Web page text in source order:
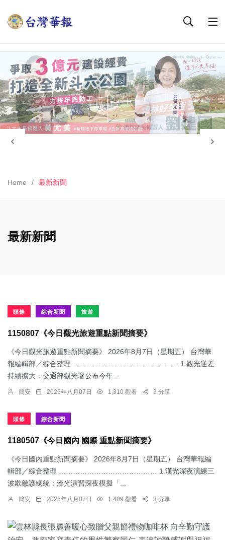
Home 最新新聞
最新新聞
頭條 綜合新聞 旅遊
1150807《今日觀光旅遊重點新聞摘要》
《今日觀光旅遊重點新聞摘要》 2026年8月7日（星期五） 台灣華
報編輯部／綜合整理 ……………………………………… 1.觀光逆差
持續擴大：交通部觀光署公布今年...
簡安 2026年八月07日 1,310 觀看 3 分享
頭條 綜合新聞
1180507《今日國內 國際 重點新聞摘要》
《今日國內重點新聞摘要》 2026年8月7日（星期五） 台灣華報編
輯部／綜合整理 …………………………………… 1.漢光深夜演練三
波欺敵護總統：​漢光演習深夜模擬「...
簡安 2026年八月07日 1,409 觀看 3 分享